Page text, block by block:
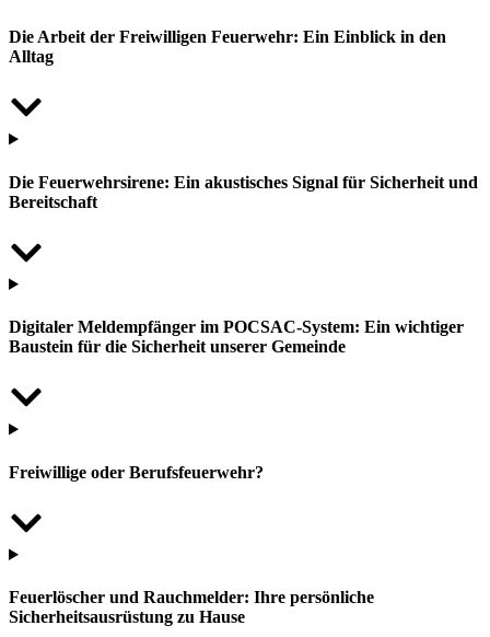
Die Arbeit der Freiwilligen Feuerwehr: Ein Einblick in den
Alltag
Die Feuerwehrsirene: Ein akustisches Signal für Sicherheit und
Bereitschaft
Digitaler Meldempfänger im POCSAC-System: Ein wichtiger
Baustein für die Sicherheit unserer Gemeinde
Freiwillige oder Berufsfeuerwehr?
Feuerlöscher und Rauchmelder: Ihre persönliche
Sicherheitsausrüstung zu Hause